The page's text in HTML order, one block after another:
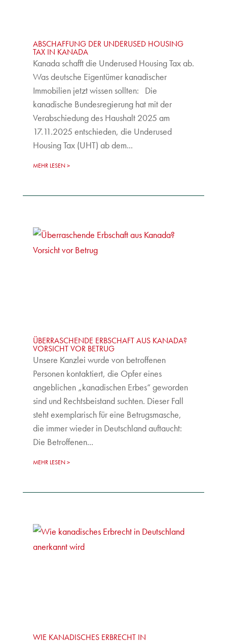
ABSCHAFFUNG DER UNDERUSED HOUSING
TAX IN KANADA
Kanada schafft die Underused Housing Tax ab.
Was deutsche Eigentümer kanadischer
Immobilien jetzt wissen sollten: Die
kanadische Bundesregierung hat mit der
Verabschiedung des Haushalt 2025 am
17.11.2025 entschieden, die Underused
Housing Tax (UHT) ab dem...
MEHR LESEN
ÜBERRASCHENDE ERBSCHAFT AUS KANADA?
VORSICHT VOR BETRUG
Unsere Kanzlei wurde von betroffenen
Personen kontaktiert, die Opfer eines
angeblichen „kanadischen Erbes“ geworden
sind und Rechtsbeistand suchten. Dieser Fall
steht exemplarisch für eine Betrugsmasche,
die immer wieder in Deutschland auftaucht:
Die Betroffenen...
MEHR LESEN
WIE KANADISCHES ERBRECHT IN